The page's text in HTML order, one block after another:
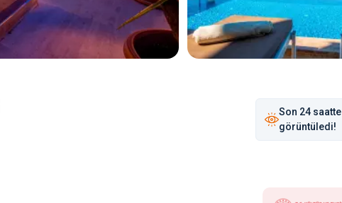
Son 24 saatte
görüntüledi!